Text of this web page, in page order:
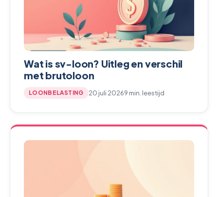
Wat is sv-loon? Uitleg en verschil
met brutoloon
LOONBELASTING 20 juli 20269 min. leestijd